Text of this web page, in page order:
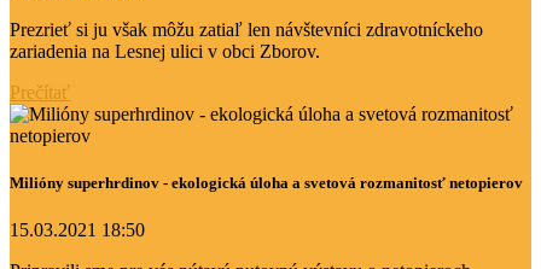
Prezrieť si ju však môžu zatiaľ len návštevníci zdravotníckeho
zariadenia na Lesnej ulici v obci Zborov.
Prečítať
Milióny superhrdinov - ekologická úloha a svetová rozmanitosť netopierov
15.03.2021 18:50